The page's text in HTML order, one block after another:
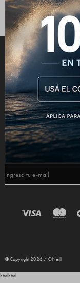
Te recomendamos quitar:
© Copyright 2026 / ONeill
htmlhtml